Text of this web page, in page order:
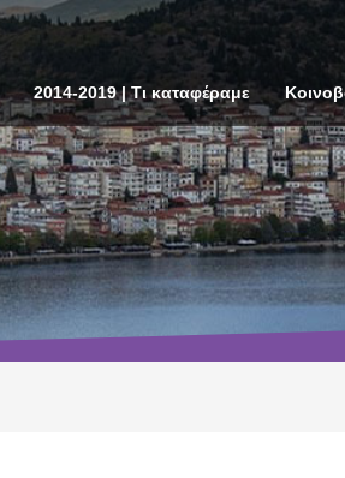
2014-2019 | Τι καταφέραμε